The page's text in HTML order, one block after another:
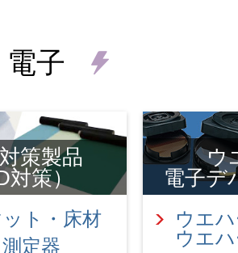
電子
策製品
対策）
ト・床材
定器
ウ
電子デ
ウエ
ウエ